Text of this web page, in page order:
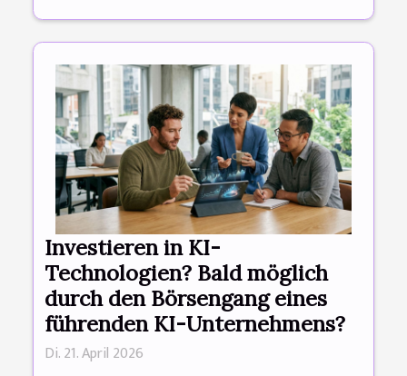
Investieren in KI-
Technologien? Bald möglich
durch den Börsengang eines
führenden KI-Unternehmens?
Di. 21. April 2026